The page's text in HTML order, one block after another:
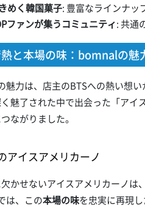
めく韓国菓子: 豊富なラインナッ
ファンが集うコミュニティ: 共通
と本場の味：bomnalの魅
魅力は、店主のBTSへの熱い想
魅了された中で出会った「アイ
ながりました。
アイスアメリカーノ
かせないアイスアメリカーノは
は、この本場の味を忠実に再現